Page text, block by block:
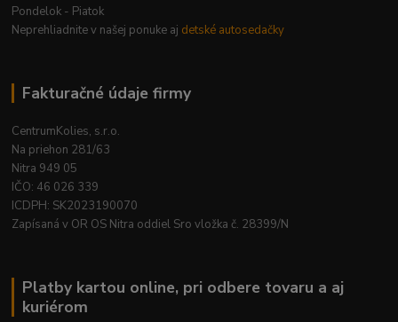
Pondelok - Piatok
Neprehliadnite v našej ponuke aj detské autosedačky
Fakturačné údaje firmy
CentrumKolies, s.r.o.
Na priehon 281/63
Nitra 949 05
IČO: 46 026 339
ICDPH: SK2023190070
Zapísaná v OR OS Nitra oddiel Sro vložka č. 28399/N
Platby kartou online, pri odbere tovaru a aj
kuriérom